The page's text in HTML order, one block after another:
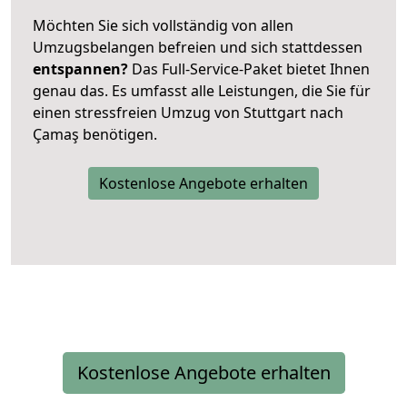
Möchten Sie sich vollständig von allen
Umzugsbelangen befreien und sich stattdessen
entspannen? Das Full-Service-Paket bietet Ihnen
genau das. Es umfasst alle Leistungen, die Sie für
einen stressfreien Umzug von Stuttgart nach
Çamaş benötigen.
Kostenlose Angebote erhalten
Kostenlose Angebote erhalten